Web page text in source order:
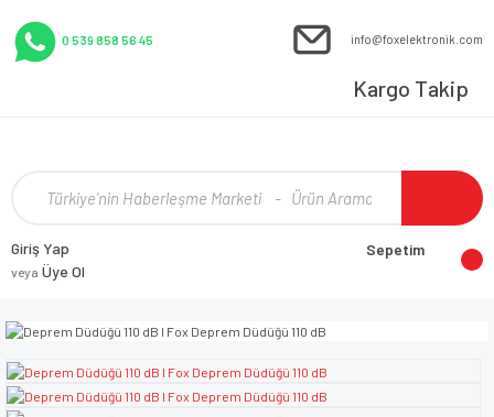
0 539 858 56 45 info@foxelektronik.com
Kargo Takip
Giriş Yap
veya Üye Ol
Sepetim